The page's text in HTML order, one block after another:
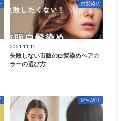
白髪染め
2021.11.15
失敗しない市販の白髪染めヘアカ
ラーの選び方
縮毛矯正